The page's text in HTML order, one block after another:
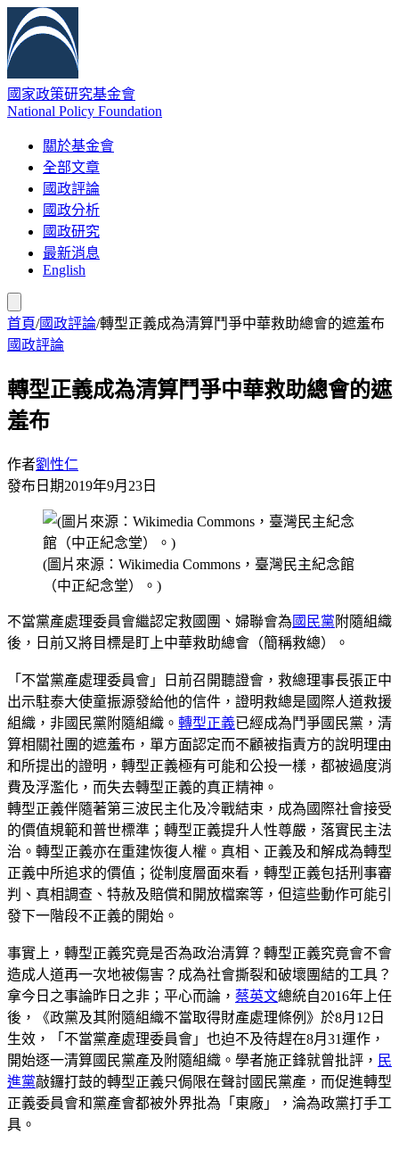
國家政策研究基金會
National Policy Foundation
關於基金會
全部文章
國政評論
國政分析
國政研究
最新消息
English
首頁/國政評論/轉型正義成為清算鬥爭中華救助總會的遮羞布
國政評論
轉型正義成為清算鬥爭中華救助總會的遮
羞布
作者劉性仁
發布日期2019年9月23日
(圖片來源：Wikimedia Commons，臺灣民主紀念館
（中正紀念堂）。)
不當黨產處理委員會繼認定救國團、婦聯會為 國民黨 附隨組織
後，日前又將目標是盯上中華救助總會（簡稱救總）。
「不當黨產處理委員會」日前召開聽證會，救總理事長張正中
出示駐泰大使童振源發給他的信件，證明救總是國際人道救援
組織，非國民黨附隨組織。 轉型正義已經成為鬥爭國民黨，清
算相關社團的遮羞布，單方面認定而不顧被指責方的說明理由
和所提出的證明，轉型正義極有可能和公投一樣，都被過度消
費及浮濫化，而失去轉型正義的真正精神。
轉型正義伴隨著第三波民主化及冷戰結束，成為國際社會接受
的價值規範和普世標準；轉型正義提升人性尊嚴，落實民主法
治。轉型正義亦在重建恢復人權。真相、正義及和解成為轉型
正義中所追求的價值；從制度層面來看，轉型正義包括刑事審
判、真相調查、特赦及賠償和開放檔案等，但這些動作可能引
發下一階段不正義的開始。
事實上，轉型正義究竟是否為政治清算？轉型正義究竟會不會
造成人道再一次地被傷害？成為社會撕裂和破壞團結的工具？
拿今日之事論昨日之非；平心而論， 蔡英文總統自2016年上任
後，《政黨及其附隨組織不當取得財產處理條例》於8月12日
生效，「不當黨產處理委員會」也迫不及待趕在8月31運作，
開始逐一清算國民黨產及附隨組織。學者施正鋒就曾批評， 民
進黨敲鑼打鼓的轉型正義只侷限在聲討國民黨產，而促進轉型
正義委員會和黨產會都被外界批為「東廠」，淪為政黨打手工
具。